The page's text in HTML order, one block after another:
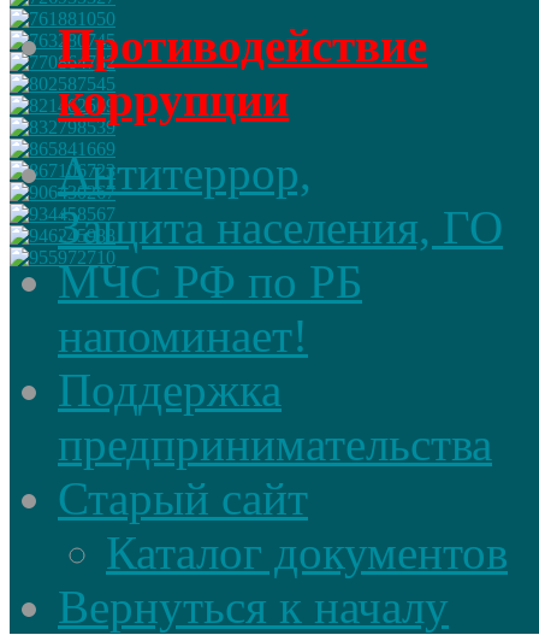
Противодействие
коррупции
Антитеррор,
Защита населения, ГО
МЧС РФ по РБ
напоминает!
Поддержка
предпринимательства
Старый сайт
Каталог документов
Вернуться к началу